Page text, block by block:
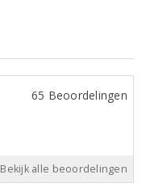
65 Beoordelingen
Bekijk alle beoordelingen